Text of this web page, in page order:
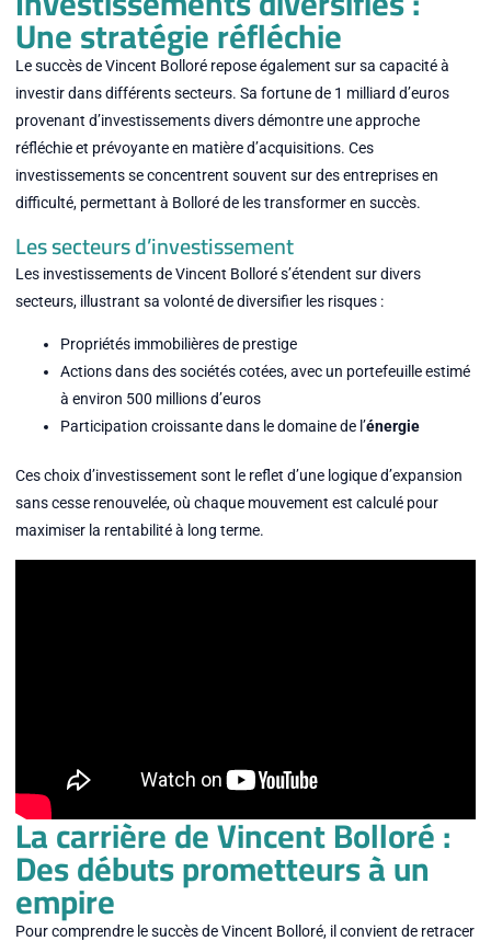
Une stratégie réfléchie
Le succès de Vincent Bolloré repose également sur sa capacité à
investir dans différents secteurs. Sa fortune de 1 milliard d’euros
provenant d’investissements divers démontre une approche
réfléchie et prévoyante en matière d’acquisitions. Ces
investissements se concentrent souvent sur des entreprises en
difficulté, permettant à Bolloré de les transformer en succès.
Les secteurs d’investissement
Les investissements de Vincent Bolloré s’étendent sur divers
secteurs, illustrant sa volonté de diversifier les risques :
Propriétés immobilières de prestige
Actions dans des sociétés cotées, avec un portefeuille estimé
à environ 500 millions d’euros
Participation croissante dans le domaine de l’énergie
Ces choix d’investissement sont le reflet d’une logique d’expansion
sans cesse renouvelée, où chaque mouvement est calculé pour
maximiser la rentabilité à long terme.
La carrière de Vincent Bolloré :
Des débuts prometteurs à un
empire
Pour comprendre le succès de Vincent Bolloré, il convient de retracer